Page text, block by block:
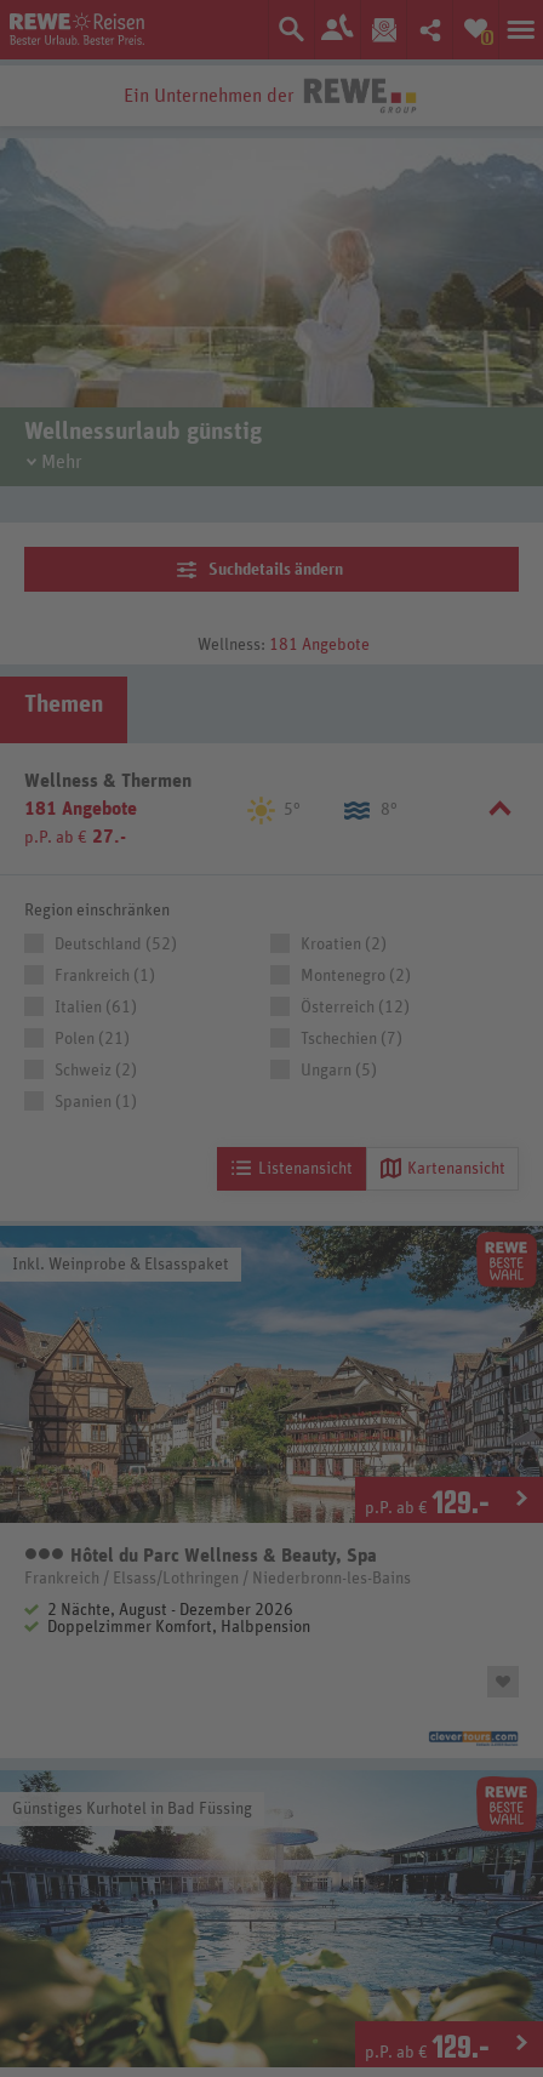
0
Bestpreis-Garantie
Ein Unternehmen der
Wellnessurlaub günstig
attraktiven Konditionen, ruhigen Spa-Bereichen und spürbarer
außerhalb Deutschlands. Am besten den Wellnessurlaub gleich mit
REWE Reisen buchen!
Mehr
Wellness: 181 Angebote
Suchdetails ändern
Themen
Wellness & Thermen
181 Angebote
p.P. ab € 27.-
5° 8°
Region einschränken
Deutschland (52)
Frankreich (1)
Italien (61)
Kroatien (2)
Montenegro (2)
Österreich (12)
Polen (21)
Schweiz (2)
Spanien (1)
Tschechien (7)
Ungarn (5)
Listenansicht Kartenansicht
Inkl. Weinprobe & Elsasspaket
p.P. ab € 129.-
3 Sterne
Hôtel du Parc Wellness & Beauty, Spa
Frankreich / Elsass/Lothringen / Niederbronn-les-Bains
2 Nächte, August - Dezember 2026
Doppelzimmer Komfort, Halbpension
Günstiges Kurhotel in Bad Füssing
p.P. ab € 129.-